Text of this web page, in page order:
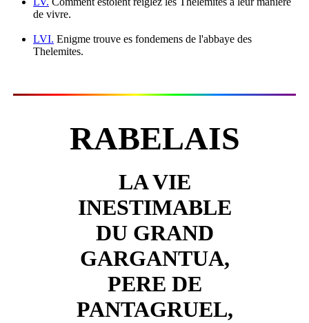
de vivre.
LVI. Enigme trouve es fondemens de l'abbaye des
Thelemites.
RABELAIS
LA VIE
INESTIMABLE
DU GRAND
GARGANTUA,
PERE DE
PANTAGRUEL,